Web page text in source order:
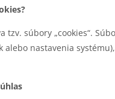
tzv. súbory „cookies“.
alebo nastavenia